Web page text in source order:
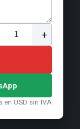
1 +
en USD sin IVA